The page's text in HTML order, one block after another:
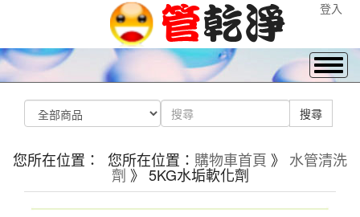
登入
您所在位置： 您所在位置： 購物車首頁 》 水管清洗
劑》 5KG水垢軟化劑